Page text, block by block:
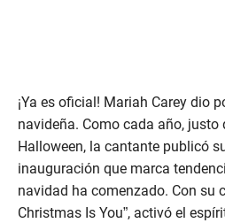
¡Ya es oficial! Mariah Carey dio
navideña. Como cada año, justo
Halloween, la cantante publicó
inauguración que marca
navidad ha comenzado. Con su
Christmas Is You”, activó el